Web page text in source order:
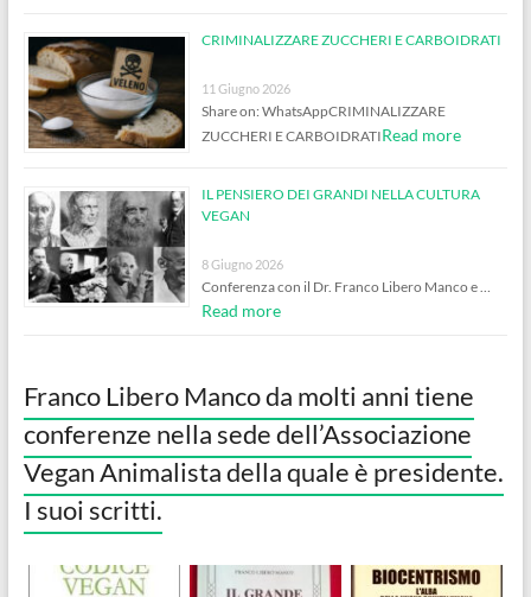
CRIMINALIZZARE ZUCCHERI E CARBOIDRATI
11 Giugno 2026
Share on: WhatsAppCRIMINALIZZARE
ZUCCHERI E CARBOIDRATIRead more
IL PENSIERO DEI GRANDI NELLA CULTURA
VEGAN
8 Giugno 2026
Conferenza con il Dr. Franco Libero Manco e …
Read more
Franco Libero Manco da molti anni tiene
conferenze nella sede dell’Associazione
Vegan Animalista della quale è presidente.
I suoi scritti.